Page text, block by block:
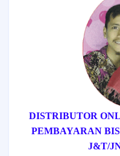
DISTRIBUTOR
PEMBAYARAN
J&T/